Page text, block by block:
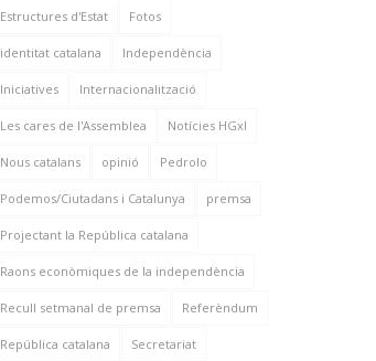
Estructures d'Estat Fotos
identitat catalana Independència
Iniciatives Internacionalització
Les cares de l'Assemblea Notícies HGxI
Nous catalans opinió Pedrolo
Podemos/Ciutadans i Catalunya premsa
Projectant la República catalana
Raons econòmiques de la independència
Recull setmanal de premsa Referèndum
República catalana Secretariat